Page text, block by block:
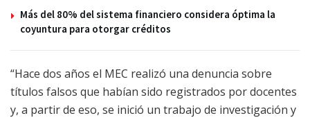
Más del 80% del sistema financiero considera óptima la
coyuntura para otorgar créditos
“Hace dos años el MEC realizó una denuncia sobre
títulos falsos que habían sido registrados por docentes
y, a partir de eso, se inició un trabajo de investigación y